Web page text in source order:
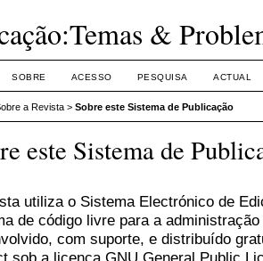
&
SOBRE ACESSO PESQUISA ACTUAL
a Revista > Sobre este Sistema de Publicação
este Sistema de
utiliza o Sistema Electrónico de
de código livre para a
com suporte, e distribuído
sob a licença GNU General Public